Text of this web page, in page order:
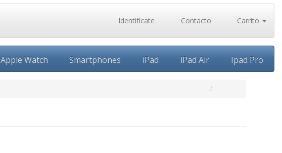
Identifícate Contacto Carrito
Apple Watch Smartphones iPad iPad Air Ipad Pro